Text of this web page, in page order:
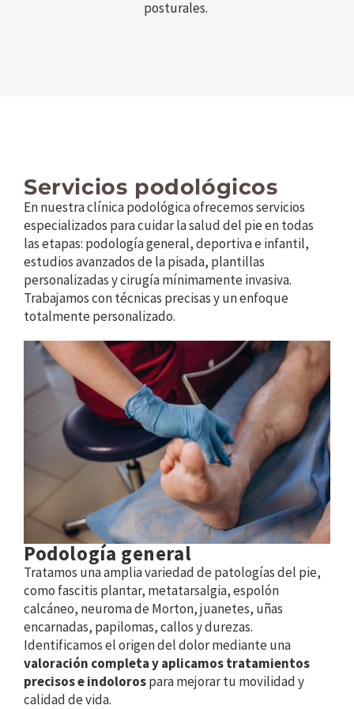
estética del pie.
Servicios podológicos
En nuestra clínica podológica ofrecemos servicios
especializados para cuidar la salud del pie en todas
las etapas: podología general, deportiva e infantil,
estudios avanzados de la pisada, plantillas
personalizadas y cirugía mínimamente invasiva.
Trabajamos con técnicas precisas y un enfoque
totalmente personalizado.
Podología general
Tratamos una amplia variedad de patologías del pie,
como fascitis plantar, metatarsalgia, espolón
calcáneo, neuroma de Morton, juanetes, uñas
encarnadas, papilomas, callos y durezas.
Identificamos el origen del dolor mediante una
valoración completa y aplicamos tratamientos
precisos e indolorospara mejorar tu movilidad y
calidad de vida.